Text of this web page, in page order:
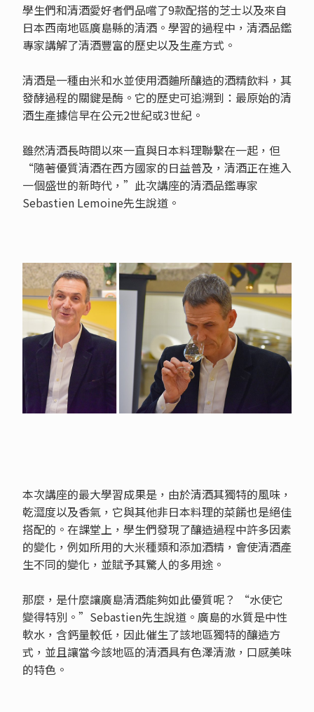
學生們和清酒愛好者們品嚐了9款配搭的芝士以及來自
日本西南地區廣島縣的清酒。學習的過程中，清酒品鑑
專家講解了清酒豐富的歷史以及生產方式。
清酒是一種由米和水並使用酒麯所釀造的酒精飲料，其
發酵過程的關鍵是酶。它的歷史可追溯到：最原始的清
酒生產據信早在公元2世紀或3世紀。
雖然清酒長時間以來一直與日本料理聯繫在一起，但
“隨著優質清酒在西方國家的日益普及，清酒正在進入
一個盛世的新時代，”此次講座的清酒品鑑專家
Sebastien Lemoine先生說道。
本次講座的最大學習成果是，由於清酒其獨特的風味，
乾澀度以及香氣，它與其他非日本料理的菜餚也是絕佳
搭配的。在課堂上，學生們發現了釀造過程中許多因素
的變化，例如所用的大米種類和添加酒精，會使清酒產
生不同的變化，並賦予其驚人的多用途。
那麼，是什麼讓廣島清酒能夠如此優質呢？ “水使它
變得特別。”Sebastien先生說道。廣島的水質是中性
軟水，含鈣量較低，因此催生了該地區獨特的釀造方
式，並且讓當今該地區的清酒具有色澤清澈，口感美味
的特色。